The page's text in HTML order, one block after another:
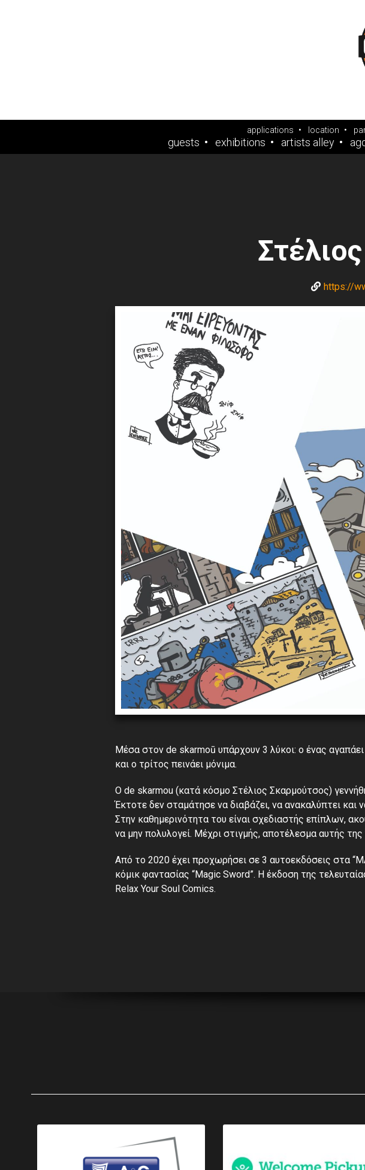
applications location
guests exhibitions artists alley
https://
Μέσα στον de skarmoū υπάρχουν 3 λύκοι: ο ένας
και ο τρίτος πεινάει μόνιμα.
Ο de skarmou (κατά κόσμο Στέλιος Σκαρμούτσος)
Έκτοτε δεν σταμάτησε να διαβάζει, να ανακαλύπτει και
Στην καθημερινότητα του είναι σχεδιαστής επίπλων,
να μην πολυλογεί. Μέχρι στιγμής, αποτέλεσμα αυτής
Από το 2020 έχει προχωρήσει σε 3 αυτοεκδόσεις στα
κόμικ φαντασίας “Magic Sword”. Η έκδοση της
Relax Your Soul Comics.